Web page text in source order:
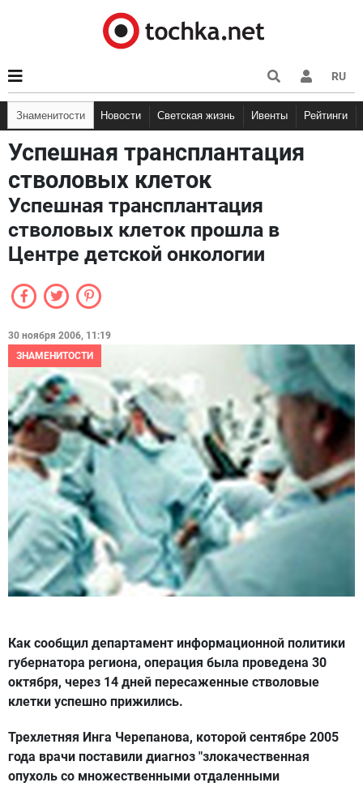
RU
Знаменитости Новости Светская жизнь Ивенты Рейтинги
Успешная трансплантация
стволовых клеток
Успешная трансплантация
стволовых клеток прошла в
Центре детской онкологии
30 ноября 2006, 11:19
ЗНАМЕНИТОСТИ
Как сообщил департамент информационной политики
губернатора региона, операция была проведена 30
октября, через 14 дней пересаженные стволовые
клетки успешно прижились.
Трехлетняя Инга Черепанова, которой сентябре 2005
года врачи поставили диагноз "злокачественная
опухоль со множественными отдаленными